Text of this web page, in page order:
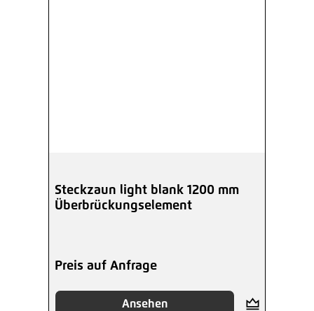
Steckzaun light blank 1200 mm
Überbrückungselement
Preis auf Anfrage
Ansehen